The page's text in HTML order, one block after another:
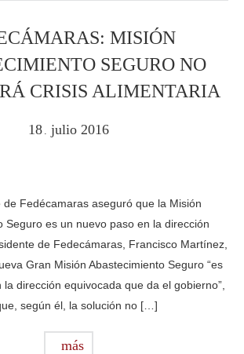
MISIÓN
SEGURO NO
CRISIS ALIMENTARIA
18 . julio 2016
de Fedécamaras aseguró que la Misión
Seguro es un nuevo paso en la dirección
de Fedecámaras, Francisco Martínez,
Gran Misión Abastecimiento Seguro “es
dirección equivocada que da el gobierno”,
según él, la solución no […]
más